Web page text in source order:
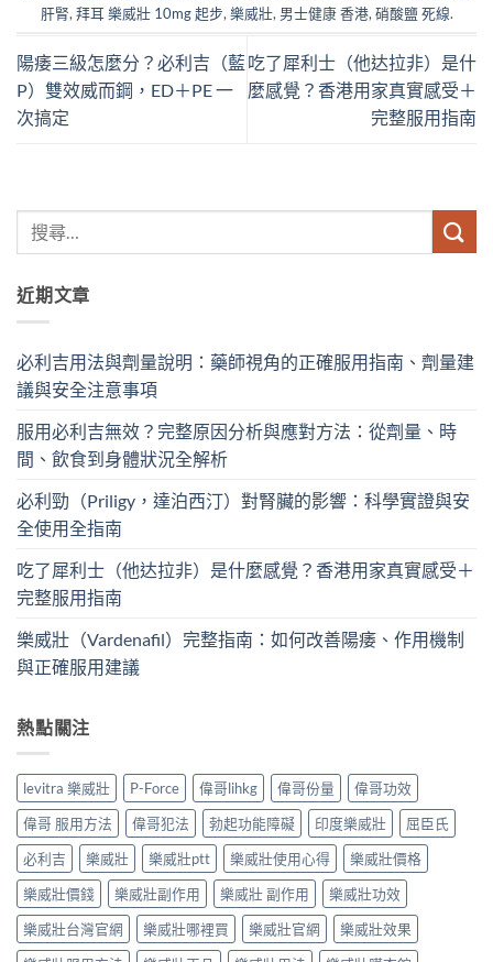
肝腎, 拜耳 樂威壯 10mg 起步, 樂威壯, 男士健康 香港, 硝酸鹽 死線.
陽痿三級怎麼分？必利吉（藍
P）雙效威而鋼，ED＋PE 一
次搞定
吃了犀利士（他达拉非）是什
麼感覺？香港用家真實感受＋
完整服用指南
近期文章
必利吉用法與劑量說明：藥師視角的正確服用指南、劑量建
議與安全注意事項
服用必利吉無效？完整原因分析與應對方法：從劑量、時
間、飲食到身體狀況全解析
必利勁（Priligy，達泊西汀）對腎臟的影響：科學實證與安
全使用全指南
吃了犀利士（他达拉非）是什麼感覺？香港用家真實感受＋
完整服用指南
樂威壯（Vardenafil）完整指南：如何改善陽痿、作用機制
與正確服用建議
熱點關注
levitra 樂威壯 P-Force 偉哥lihkg 偉哥份量
偉哥功效
偉哥 服用方法
偉哥犯法 勃起功能障礙 印度樂威壯
屈臣氏
必利吉
樂威壯 樂威壯ptt 樂威壯使用心得
樂威壯價格
樂威壯價錢
樂威壯副作用 樂威壯 副作用
樂威壯功效
樂威壯台灣官網
樂威壯哪裡買 樂威壯官網
樂威壯效果